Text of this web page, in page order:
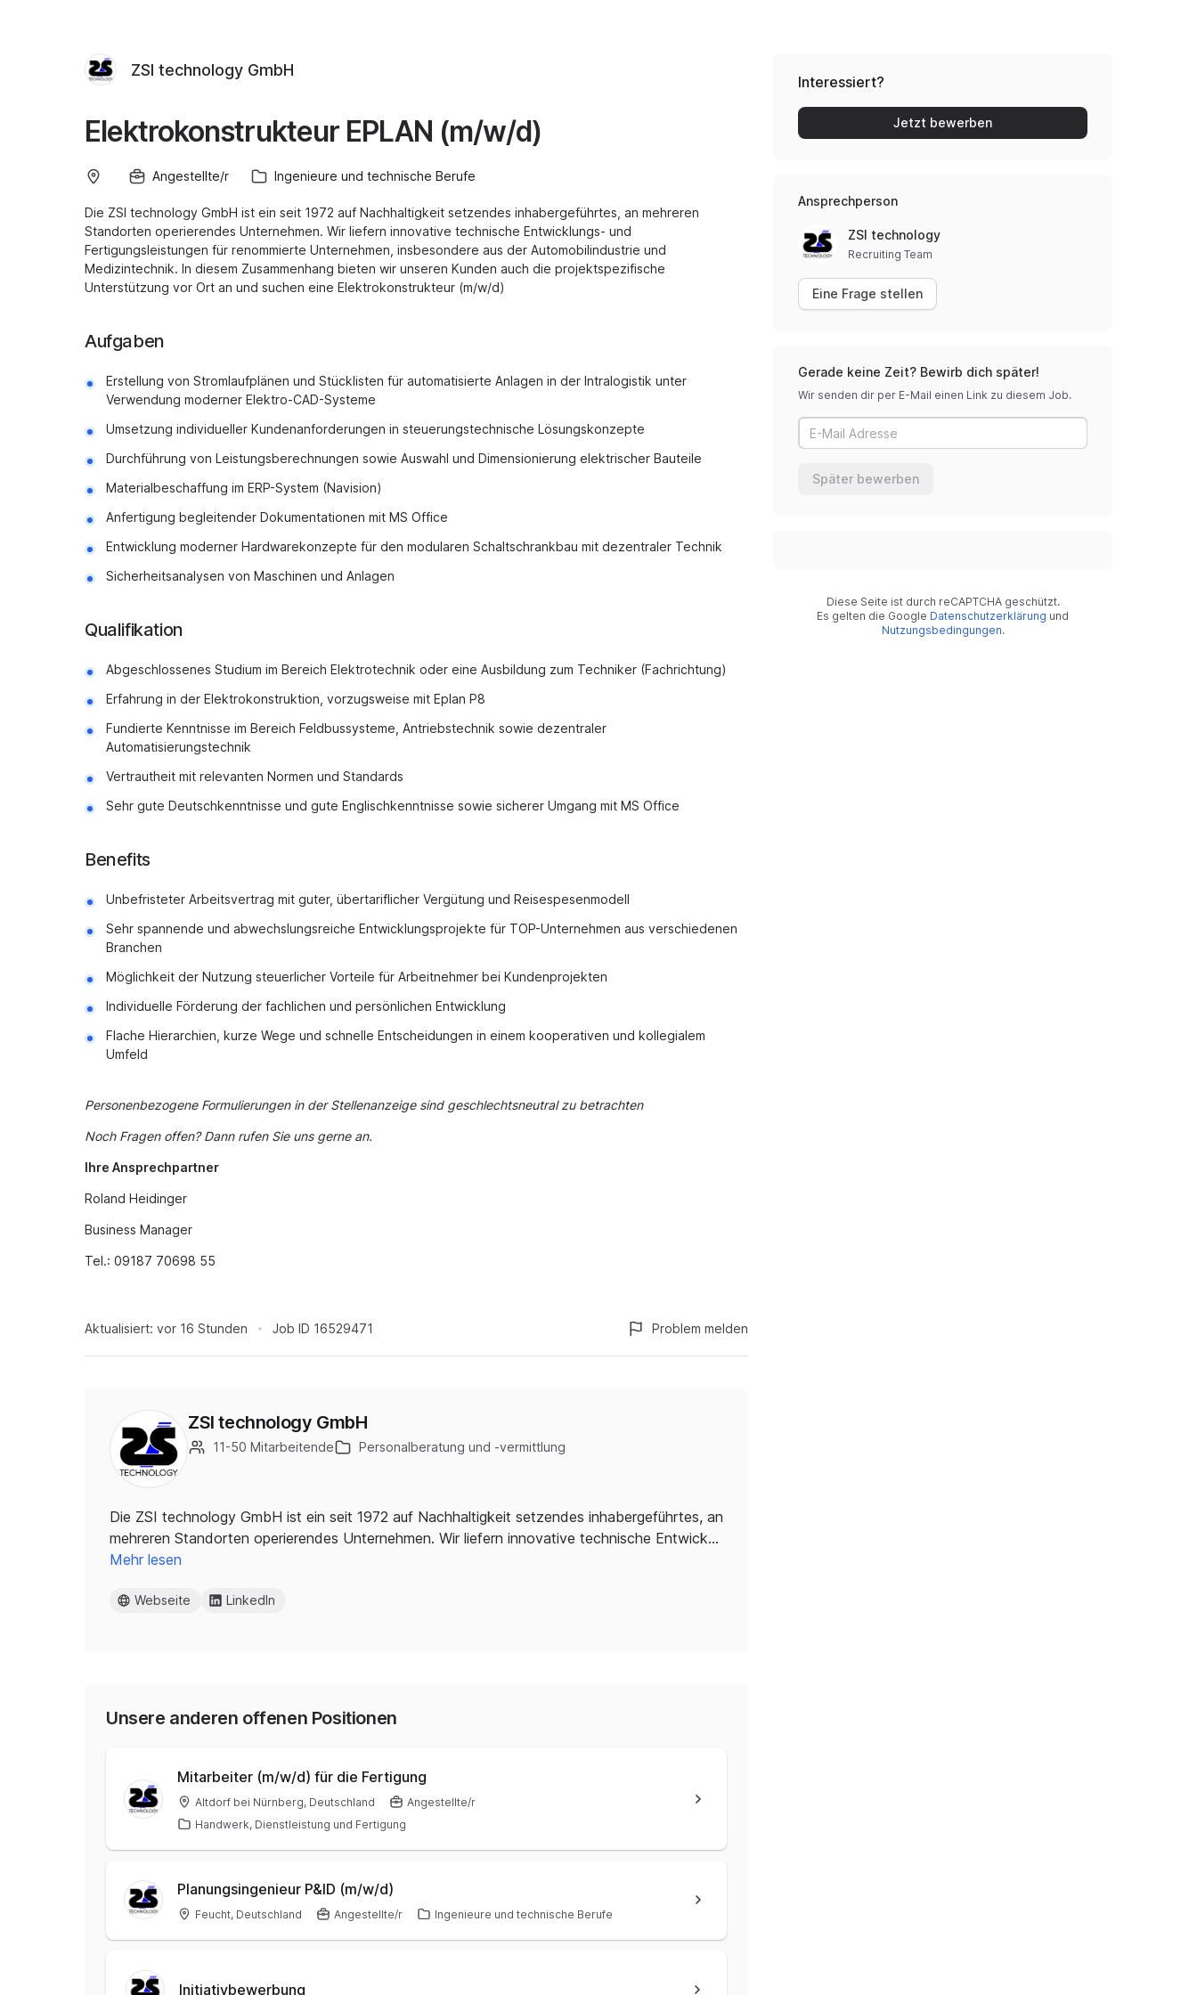
ZSI technology GmbH
Elektrokonstrukteur EPLAN (m/w/d)
Angestellte/r Ingenieure und technische Berufe
Die ZSI technology GmbH ist ein seit 1972 auf Nachhaltigkeit setzendes inhabergeführtes, an mehreren
Standorten operierendes Unternehmen. Wir liefern innovative technische Entwicklungs- und
Fertigungsleistungen für renommierte Unternehmen, insbesondere aus der Automobilindustrie und
Medizintechnik. In diesem Zusammenhang bieten wir unseren Kunden auch die projektspezifische
Unterstützung vor Ort an und suchen eine Elektrokonstrukteur (m/w/d)
Aufgaben
Erstellung von Stromlaufplänen und Stücklisten für automatisierte Anlagen in der Intralogistik unter
Verwendung moderner Elektro-CAD-Systeme
Umsetzung individueller Kundenanforderungen in steuerungstechnische Lösungskonzepte
Durchführung von Leistungsberechnungen sowie Auswahl und Dimensionierung elektrischer Bauteile
Materialbeschaffung im ERP-System (Navision)
Anfertigung begleitender Dokumentationen mit MS Office
Entwicklung moderner Hardwarekonzepte für den modularen Schaltschrankbau mit dezentraler Technik
Sicherheitsanalysen von Maschinen und Anlagen
Qualifikation
Abgeschlossenes Studium im Bereich Elektrotechnik oder eine Ausbildung zum Techniker (Fachrichtung)
Erfahrung in der Elektrokonstruktion, vorzugsweise mit Eplan P8
Fundierte Kenntnisse im Bereich Feldbussysteme, Antriebstechnik sowie dezentraler
Automatisierungstechnik
Vertrautheit mit relevanten Normen und Standards
Sehr gute Deutschkenntnisse und gute Englischkenntnisse sowie sicherer Umgang mit MS Office
Benefits
Unbefristeter Arbeitsvertrag mit guter, übertariflicher Vergütung und Reisespesenmodell
Sehr spannende und abwechslungsreiche Entwicklungsprojekte für TOP-Unternehmen aus verschiedenen
Branchen
Möglichkeit der Nutzung steuerlicher Vorteile für Arbeitnehmer bei Kundenprojekten
Individuelle Förderung der fachlichen und persönlichen Entwicklung
Flache Hierarchien, kurze Wege und schnelle Entscheidungen in einem kooperativen und kollegialem
Umfeld
Personenbezogene Formulierungen in der Stellenanzeige sind geschlechtsneutral zu betrachten
Noch Fragen offen? Dann rufen Sie uns gerne an.
Ihre Ansprechpartner
Roland Heidinger
Business Manager
Tel.: 09187 70698 55
Aktualisiert: vor 16 Stunden Job ID 16529471 Problem melden
ZSI technology GmbH
11-50 Mitarbeitende Personalberatung und -vermittlung
Die ZSI technology GmbH ist ein seit 1972 auf Nachhaltigkeit setzendes inhabergeführtes, an
mehreren Standorten operierendes Unternehmen. Wir liefern innovative technische Entwick…
Mehr lesen
Webseite LinkedIn
Unsere anderen offenen Positionen
Mitarbeiter (m/w/d) für die Fertigung
Altdorf bei Nürnberg, Deutschland
Angestellte/r
Handwerk, Dienstleistung und Fertigung
Planungsingenieur P&ID (m/w/d)
Feucht, Deutschland Angestellte/r Ingenieure und technische Berufe
Initiativbewerbung
Interessiert?
Jetzt bewerben
Ansprechperson
ZSI technology
Recruiting Team
Eine Frage stellen
Gerade keine Zeit? Bewirb dich später!
Wir senden dir per E-Mail einen Link zu diesem Job.
Später bewerben
Diese Seite ist durch reCAPTCHA geschützt.
Es gelten die Google Datenschutzerklärung und
Nutzungsbedingungen.